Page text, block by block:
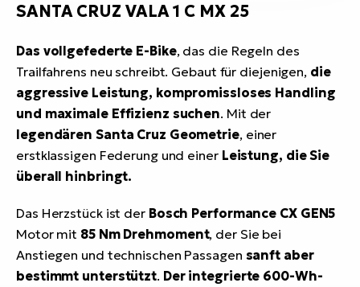
SANTA CRUZ VALA 1 C MX 25
Das vollgefederte E-Bike, das die Regeln des
Trailfahrens neu schreibt. Gebaut für diejenigen, die
aggressive Leistung, kompromissloses Handling
und maximale Effizienz suchen. Mit der
legendären Santa Cruz Geometrie, einer
erstklassigen Federung und einer Leistung, die Sie
überall hinbringt.
Das Herzstück ist derBosch Performance CX GEN5
Motor mit 85 Nm Drehmoment, der Sie bei
Anstiegen und technischen Passagen sanft aber
bestimmt unterstützt. Der integrierte 600-Wh-